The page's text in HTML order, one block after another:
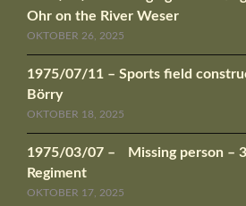
Ohr on the River Weser
OKTOBER 26, 2025
1975/07/11 – Sports field
Börry
OKTOBER 18, 2025
1975/03/07 – Missing person –
Regiment
OKTOBER 17, 2025